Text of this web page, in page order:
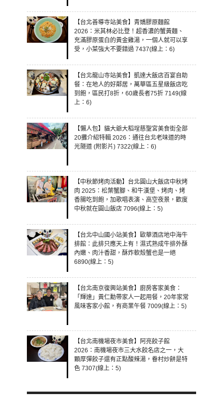
【台北善導寺站美食】青嬌膠原麵館
2026：米其林必比登！超香濃的蟹黃麵、
充滿膠原蛋白的黃金雞湯，一個人就可以享
受，小菜強大不要錯過 7437(線上：6)
【台北龍山寺站美食】凱達大飯店百宴自助
餐：在地人的好鄰居，萬華區五星級飯店吃
到飽，區民打8折，60歲長者75折 7149(線
上：6)
【懶人包】貓大爺大稻埕慈聖宮美食街全部
20攤介紹特輯 2026：通往台北老味道的時
光隧道 (附影片) 7322(線上：6)
【中秋節烤肉活動】台北圓山大飯店中秋烤
肉 2025：松葉蟹腳、和牛漢堡、烤肉、烤
香腸吃到飽，加歌唱表演、高空夜景，歡度
中秋就在圓山飯店 7096(線上：5)
【台北中山國小站美食】歐華酒店地中海牛
排館：此排只應天上有！濕式熟成牛排外酥
內嫩、肉汁香甜，酥炸軟殼蟹也是一絕
6890(線上：5)
【台北南京復興站美食】廚房客家美食：
「輝達」黃仁勳帶家人一起用餐，20年家常
風味客家小館，有商業午餐 7009(線上：5)
【台北南機場夜市美食】阿亮餃子館
2026：南機場夜市三大水餃名店之一，大
顆厚彈餃子還有正點酸辣湯，眷村炒餅是特
色 7307(線上：5)